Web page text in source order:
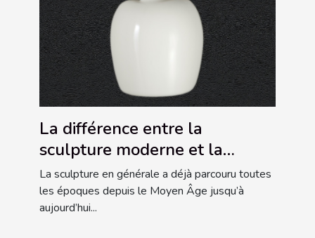
La différence entre la
sculpture moderne et la
sculpture grecque antique
La sculpture en générale a déjà parcouru toutes
les époques depuis le Moyen Âge jusqu’à
aujourd’hui...